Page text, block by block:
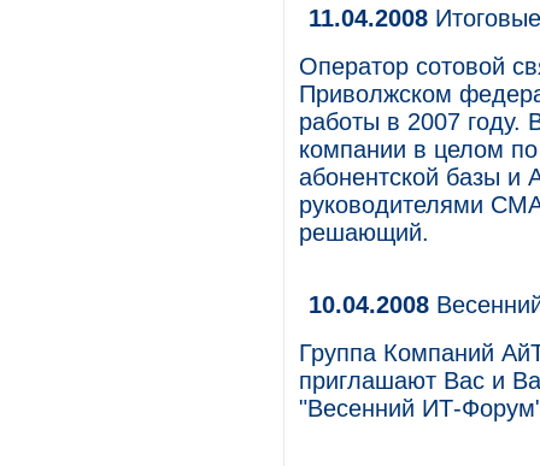
11.04.2008
Оператор сотовой
Приволжском
работы в 2007 году.
компании в целом
абонентской базы и
руководителями
решающий.
10.04.2008
Группа Компаний
приглашают Вас и
"Весенний ИТ-